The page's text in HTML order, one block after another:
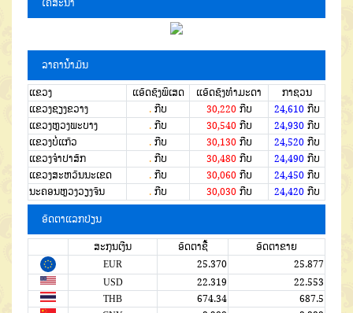
ໂຄສະນາ
ລາຄານໍ້າມັນ
ແຂວງ ແອັດຊັງພິເສດ ແອັດຊັງທຳມະດາ
ກາຊວນ
ແຂວງຊຽງຂວາງ
. ກີບ 30,220ກີບ 24,610ກີບ
ແຂວງຫຼວງພະບາງ
. ກີບ 30,540ກີບ 24,930ກີບ
ແຂວງບໍ່ແກ້ວ
. ກີບ 30,130ກີບ 24,520ກີບ
ແຂວງຈໍາປາສັກ
. ກີບ 30,480ກີບ 24,490ກີບ
ແຂວງສະຫວັນນະເຂດ
. ກີບ 30,060ກີບ 24,450ກີບ
ນະຄອນຫຼວງວຽງຈັນ
. ກີບ 30,030ກີບ 24,420ກີບ
ອັດຕາແລກປ່ຽນ
ສະກຸນເງີນ ອັດຕາຊື້
ອັດຕາຂາຍ
EUR
25.370
25.877
USD
22.319
22.553
THB
674.34
687.5